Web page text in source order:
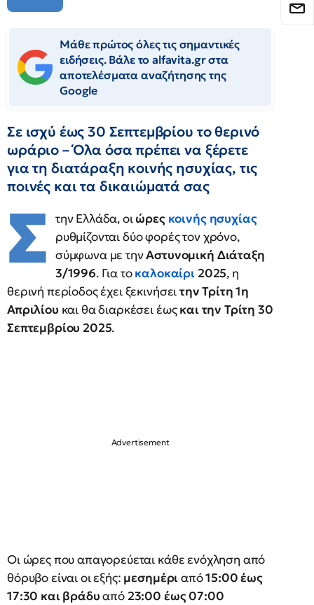
Μάθε πρώτος όλες τις σημαντικές
ειδήσεις. Βάλε το alfavita.gr στα
αποτελέσματα αναζήτησης της
Google
Σε ισχύ έως 30 Σεπτεμβρίου το θερινό
ωράριο – Όλα όσα πρέπει να ξέρετε
για τη διατάραξη κοινής ησυχίας, τις
ποινές και τα δικαιώματά σας
Σ την Ελλάδα, οιώρες κοινής ησυχίας
ρυθμίζονται δύο φορές τον χρόνο,
σύμφωνα με τηνΑστυνομική Διάταξη
3/1996. Για τοκαλοκαίρι 2025, η
θερινή περίοδος έχει ξεκινήσειτην Τρίτη 1η
Απριλίου και θα διαρκέσει έωςκαι την Τρίτη 30
Σεπτεμβρίου 2025.
Οι ώρες που απαγορεύεται κάθε ενόχληση από
θόρυβο είναι οι εξής: μεσημέριαπό15:00 έως
17:30 και βράδυαπό 23:00 έως 07:00